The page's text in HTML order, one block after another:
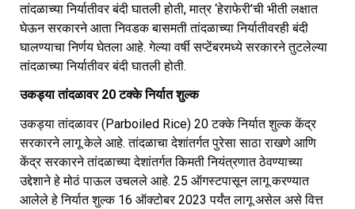
तांदळाच्या निर्यातीवर बंदी घातली होती, मात्र ‘हेराफेरी’ची भीती लक्षात
घेऊन सरकारने आता निवडक बासमती तांदळाच्या निर्यातीवरही बंदी
घालण्याचा निर्णय घेतला आहे. गेल्या वर्षी सप्टेंबरमध्ये सरकारने तुटलेल्या
तांदळाच्या निर्यातीवर बंदी घातली होती.
उकड्या तांदळावर 20 टक्के निर्यात शुल्क
उकड्या तांदळावर (Parboiled Rice) 20 टक्के निर्यात शुल्क केंद्र
सरकारने लागू केले आहे. तांदळाचा देशांतर्गत पुरेसा साठा राखणे आणि
केंद्र सरकारने तांदळाच्या देशांतर्गत किमती नियंत्रणात ठेवण्याच्या
उद्देशाने हे मोठं पाऊल उचलले आहे. 25 ऑगस्टपासून लागू करण्यात
आलेले हे निर्यात शुल्क 16 ऑक्टोबर 2023 पर्यंत लागू असेल असे वित्त